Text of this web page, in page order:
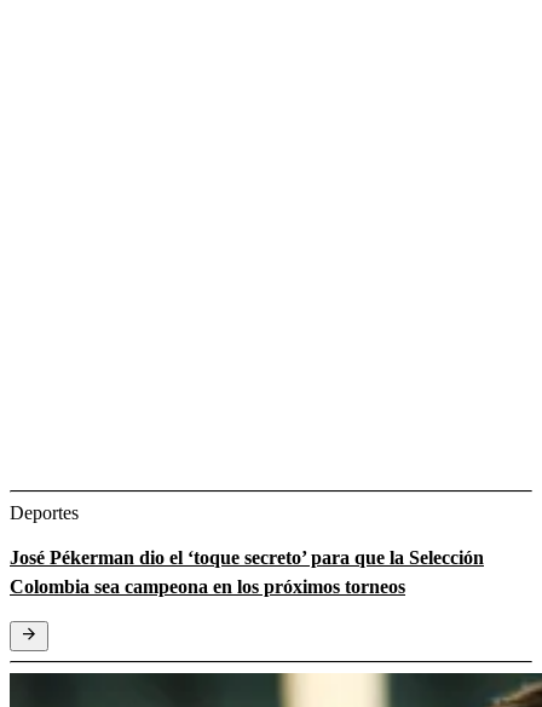
Deportes
José Pékerman dio el ‘toque secreto’ para que la Selección
Colombia sea campeona en los próximos torneos